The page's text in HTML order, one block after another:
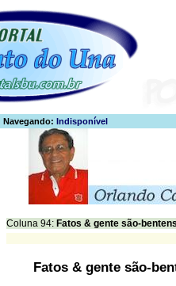
Navegando: Indisponível
Coluna 94: Fatos & gente são-
Fatos & gente são-